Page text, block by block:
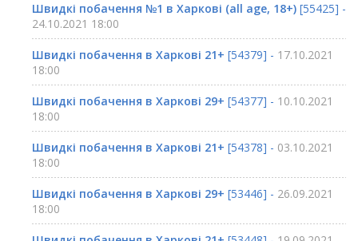
Швидкі побачення №1 в Харкові (all age, 18+) [55425] -
24.10.2021 18:00
Швидкі побачення в Харкові 21+ [54379] - 17.10.2021
18:00
Швидкі побачення в Харкові 29+ [54377] - 10.10.2021
18:00
Швидкі побачення в Харкові 21+ [54378] - 03.10.2021
18:00
Швидкі побачення в Харкові 29+ [53446] - 26.09.2021
18:00